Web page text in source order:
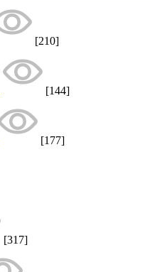
[210]
[144]
[177]
[317]